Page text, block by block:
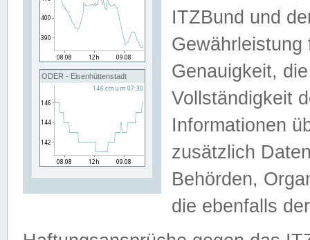
ODER - Eisenhüttenstadt
ITZBund und
Genauigkeit,
Vollständigkeit
Informationen
zusätzlich
Behörden,
die ebenfalls